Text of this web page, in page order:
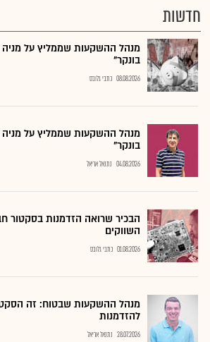
חדשות
מנהל ההשקעות שממליץ על מניה
בונקר"
08.08.2026 כתבי גלובס
מנהל ההשקעות שממליץ על מניה
בונקר"
04.08.2026 נתנאל אריאל
הבכיר שרואה הזדמנות בסקטור
השווקים
01.08.2026 כתבי גלובס
מנהל ההשקעות שבטוח: זה
להזדמנות
28.07.2026 נתנאל אריאל